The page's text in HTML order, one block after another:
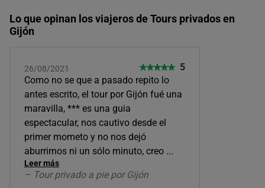
Lo que opinan los viajeros de Tours privados en
Gijón
26/08/2021
5
Como no se que a pasado repito lo
antes escrito, el tour por Gijón fué una
maravilla, *** es una guia
espectacular, nos cautivo desde el
primer mometo y no nos dejó
aburrirnos ni un sólo minuto, creo ...
Leer más
– Tour privado a pie por Gijón